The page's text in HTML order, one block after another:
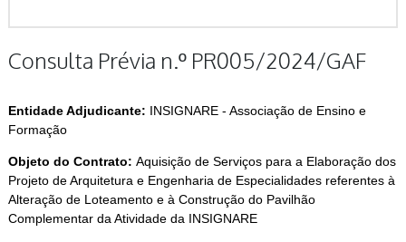
Consulta Prévia n.º PR005/2024/GAF
Entidade Adjudicante: INSIGNARE - Associação de Ensino e
Formação
Objeto do Contrato: Aquisição de Serviços para a Elaboração dos
Projeto de Arquitetura e Engenharia de Especialidades referentes à
Alteração de Loteamento e à Construção do Pavilhão
Complementar da Atividade da INSIGNARE